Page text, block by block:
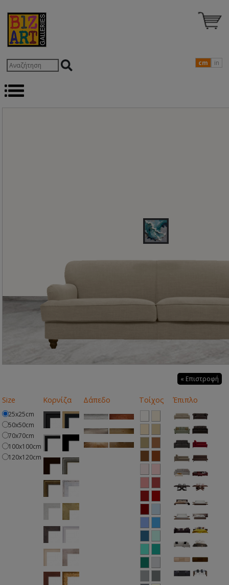
cm in
« Επιστροφή
Size
25x25cm
50x50cm
70x70cm
100x100cm
120x120cm
Κορνίζα Δάπεδο Τοίχος Έπιπλο